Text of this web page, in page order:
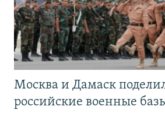
Москва и Дамаск
российские военные